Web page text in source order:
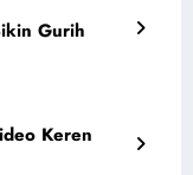
Gurih
Keren